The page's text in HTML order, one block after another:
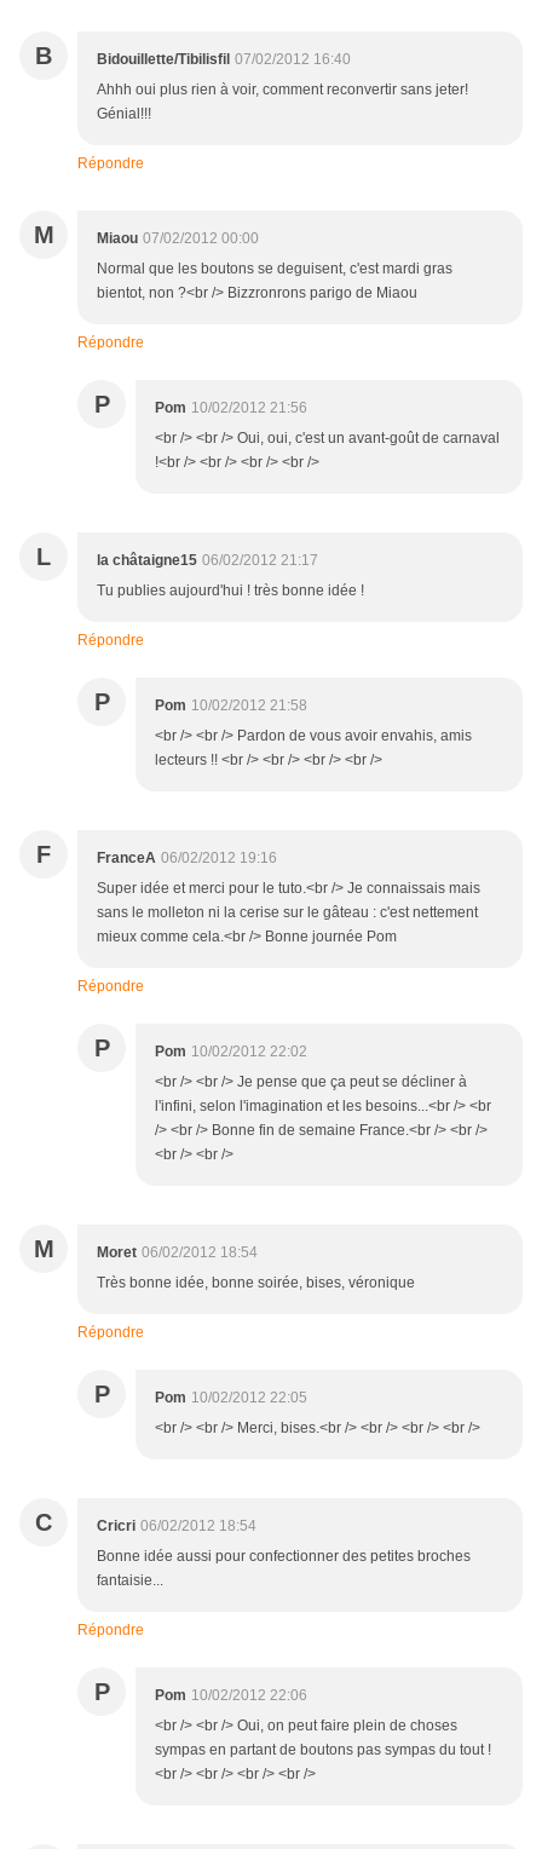
B Bidouillette/Tibilisfil 07/02/2012 16:40
Ahhh oui plus rien à voir, comment reconvertir sans jeter!
Génial!!!
Répondre
M Miaou 07/02/2012 00:00
Normal que les boutons se deguisent, c'est mardi gras
bientot, non ?<br /> Bizzronrons parigo de Miaou
Répondre
P Pom 10/02/2012 21:56
<br /> <br /> Oui, oui, c'est un avant-goût de carnaval
!<br /> <br /> <br /> <br />
L la châtaigne15 06/02/2012 21:17
Tu publies aujourd'hui ! très bonne idée !
Répondre
P Pom 10/02/2012 21:58
<br /> <br /> Pardon de vous avoir envahis, amis
lecteurs !! <br /> <br /> <br /> <br />
F FranceA 06/02/2012 19:16
Super idée et merci pour le tuto.<br /> Je connaissais mais
sans le molleton ni la cerise sur le gâteau : c'est nettement
mieux comme cela.<br /> Bonne journée Pom
Répondre
P Pom 10/02/2012 22:02
<br /> <br /> Je pense que ça peut se décliner à
l'infini, selon l'imagination et les besoins...<br /> <br
/> <br /> Bonne fin de semaine France.<br /> <br />
<br /> <br />
M Moret 06/02/2012 18:54
Très bonne idée, bonne soirée, bises, véronique
Répondre
P Pom 10/02/2012 22:05
<br /> <br /> Merci, bises.<br /> <br /> <br /> <br />
C Cricri 06/02/2012 18:54
Bonne idée aussi pour confectionner des petites broches
fantaisie...
Répondre
P Pom 10/02/2012 22:06
<br /> <br /> Oui, on peut faire plein de choses
sympas en partant de boutons pas sympas du tout !
<br /> <br /> <br /> <br />